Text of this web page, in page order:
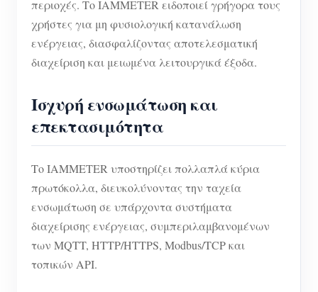
περιοχές. Το IAMMETER ειδοποιεί γρήγορα τους
χρήστες για μη φυσιολογική κατανάλωση
ενέργειας, διασφαλίζοντας αποτελεσματική
διαχείριση και μειωμένα λειτουργικά έξοδα.
Ισχυρή ενσωμάτωση και
επεκτασιμότητα
Το IAMMETER υποστηρίζει πολλαπλά κύρια
πρωτόκολλα, διευκολύνοντας την ταχεία
ενσωμάτωση σε υπάρχοντα συστήματα
διαχείρισης ενέργειας, συμπεριλαμβανομένων
των MQTT, HTTP/HTTPS, Modbus/TCP και
τοπικών API.